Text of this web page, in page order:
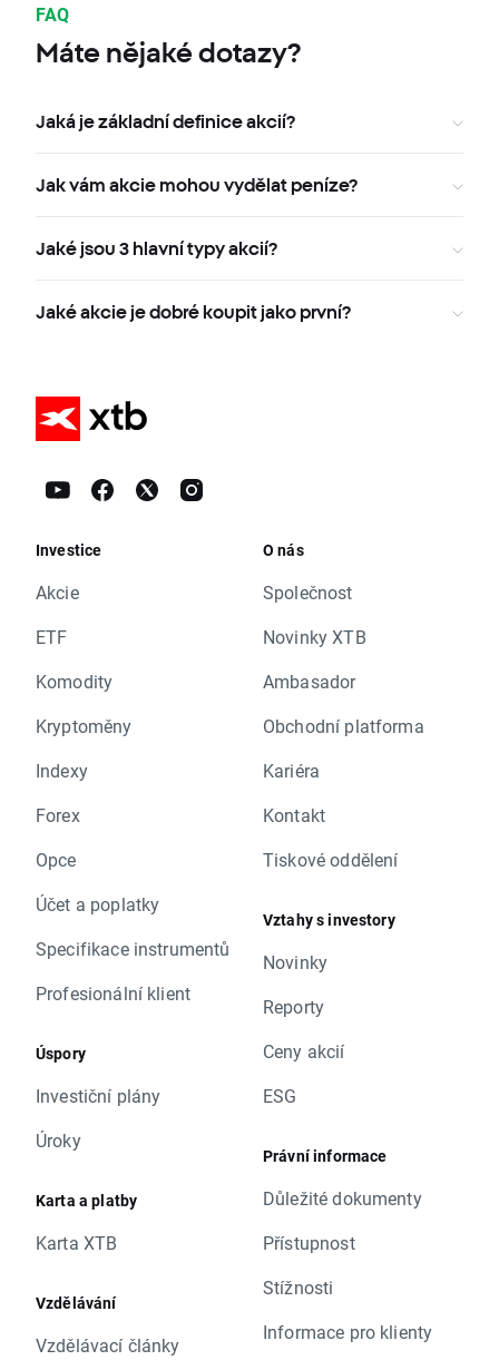
FAQ
Máte nějaké dotazy?
Jaká je základní definice akcií?
Jak vám akcie mohou vydělat peníze?
Jaké jsou 3 hlavní typy akcií?
Jaké akcie je dobré koupit jako první?
Investice
Akcie
ETF
Komodity
Kryptoměny
Indexy
Forex
Opce
Účet a poplatky
Specifikace instrumentů
Profesionální klient
Úspory
Investiční plány
Úroky
Karta a platby
Karta XTB
Vzdělávání
Vzdělávací články
O nás
Společnost
Novinky XTB
Ambasador
Obchodní platforma
Kariéra
Kontakt
Tiskové oddělení
Vztahy s investory
Novinky
Reporty
Ceny akcií
ESG
Právní informace
Důležité dokumenty
Přístupnost
Stížnosti
Informace pro klienty